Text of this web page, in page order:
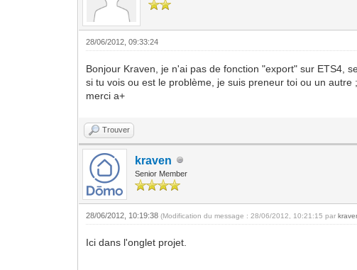
28/06/2012, 09:33:24
Bonjour Kraven, je n'ai pas de fonction "export" sur ETS4,
si tu vois ou est le problème, je suis preneur toi ou un autre
merci a+
Trouver
kraven
Senior Member
28/06/2012, 10:19:38(Modification du message : 28/06/2012, 10:21:15 par
Ici dans l'onglet projet.